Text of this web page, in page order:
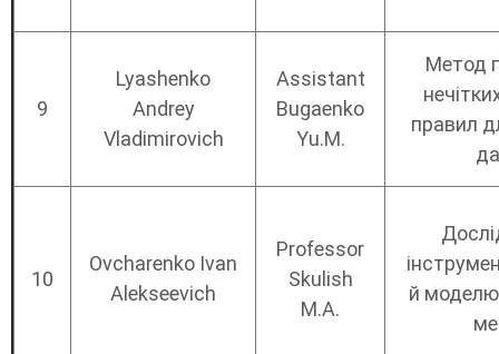
9
Lyashenko
Andrey
Vladimirovich
Assistant
Bugaenko
Yu.M.
Метод
правил
10
Ovcharenko Ivan
Alekseevich
Professor
Skulish
M.A.
й